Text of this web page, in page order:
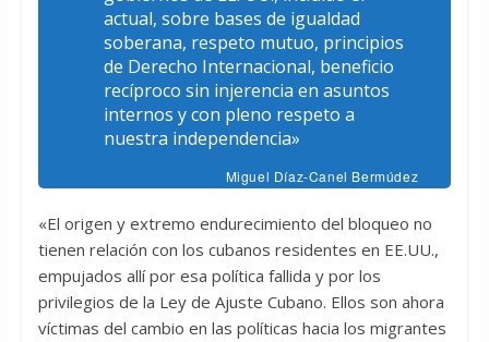
actual, sobre bases de igualdad
soberana, respeto mutuo, principios
de Derecho Internacional, beneficio
recíproco sin injerencia en asuntos
internos y con pleno respeto a
nuestra independencia»
Miguel Díaz-Canel Bermúdez
«El origen y extremo endurecimiento del bloqueo no
tienen relación con los cubanos residentes en EE.UU.,
empujados allí por esa política fallida y por los
privilegios de la Ley de Ajuste Cubano. Ellos son ahora
víctimas del cambio en las políticas hacia los migrantes